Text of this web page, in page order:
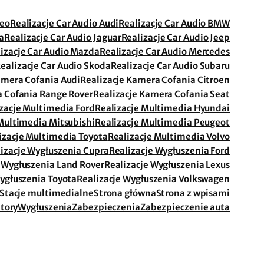
Realizacje Car Audio AudiRealizacje Car Audio BMW
Realizacje Car Audio JaguarRealizacje Car Audio Jeep
Car Audio MazdaRealizacje Car Audio Mercedes
Car Audio SkodaRealizacje Car Audio Subaru
Cofania AudiRealizacje Kamera Cofania Citroen
Range RoverRealizacje Kamera Cofania Seat
Multimedia FordRealizacje Multimedia Hyundai
MitsubishiRealizacje Multimedia Peugeot
Multimedia ToyotaRealizacje Multimedia Volvo
Wygłuszenia CupraRealizacje Wygłuszenia Ford
Land RoverRealizacje Wygłuszenia Lexus
ToyotaRealizacje Wygłuszenia Volkswagen
multimedialneStrona głównaStrona z wpisami
WygłuszeniaZabezpieczeniaZabezpieczenie auta